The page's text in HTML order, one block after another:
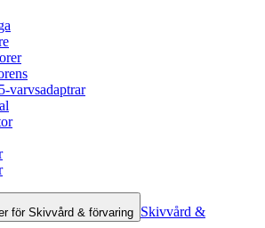
varvsadaptrar
för Skivvård & förvaring Skivvård &